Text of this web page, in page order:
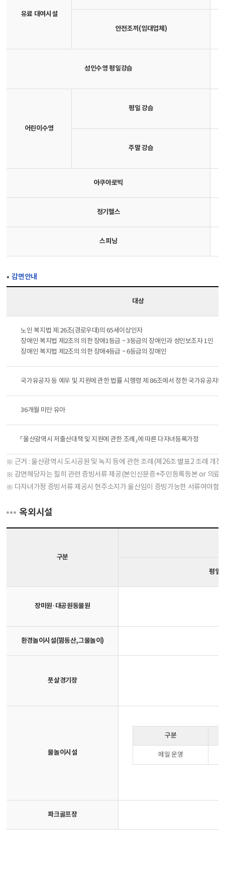
유료 대여시설
안전조끼(임대업체)
성인수영 평일강습
어린이수영
평일 강습
주말 강습
아쿠아로빅
정기헬스
스피닝
감면안내
대상
노인 복지법 제 26조(경로우대)의 65세이상인자
장애인 복지법 제2조의 의한 장애1등급 ~ 3등급의 장애인과 성인보조자 1인
장애인 복지법 제2조의 의한 장애4등급 ~ 6등급의 장애인
국가유공자 등 예우 및 지원에 관한 법률 시행령 제 86조에서 정한 국가유공자와
36개월 미만 유아
「울산광역시 저출산대책 및 지원에 관한 조례」에 따른 다자녀등록가정
※ 근거 : 울산광역시 도시공원 및 녹지 등에 관한 조례(제26조 별표2 조례 개
※ 감면해당자는 필히 관련 증빙서류 제공(본인신분증+주민등록등본 or 의료
※ 다자녀가정 증빙서류 제공시 현주소지가 울산임이 증빙가능한 서류여야함
옥외시설
구분
평일
장미원·대공원동물원
환경놀이시설(뜀동산,그물놀이)
풋살경기장
물놀이시설
구분
매일 운영
파크골프장